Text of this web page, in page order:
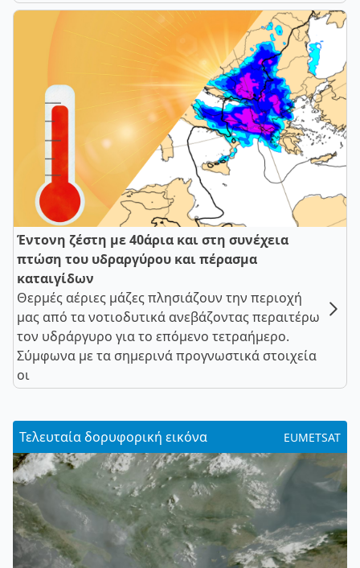
Έντονη ζέστη με 40άρια και στη συνέχεια
πτώση του υδραργύρου και πέρασμα
καταιγίδων
Θερμές αέριες μάζες πλησιάζουν την περιοχή
μας από τα νοτιοδυτικά ανεβάζοντας περαιτέρω
τον υδράργυρο για το επόμενο τετραήμερο.
Σύμφωνα με τα σημερινά προγνωστικά στοιχεία
οι
Τελευταία δορυφορική εικόνα EUMETSAT